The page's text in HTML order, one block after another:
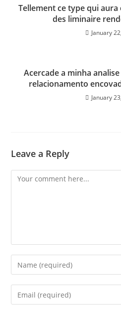
Tellement ce type qui
des liminaire
January
Acercade a minha
relacionamento
January
Leave a Reply
Comment
Enter
your
name
Enter
your